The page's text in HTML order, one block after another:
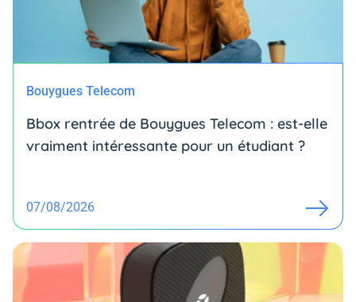
Bouygues Telecom
Bbox rentrée de Bouygues Telecom : est-elle
vraiment intéressante pour un étudiant ?
07/08/2026